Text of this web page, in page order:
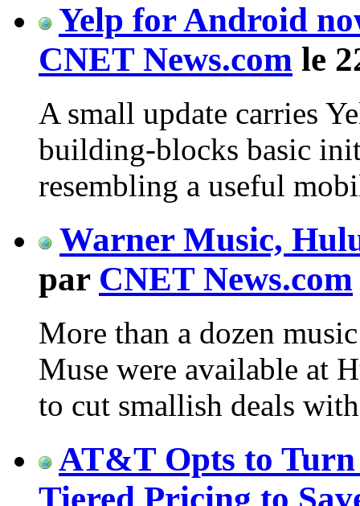
Yelp for Android
CNET News.com le
A small update carries
building-blocks basic
resembling a useful
Warner Music,
par CNET News.com
More than a dozen
Muse were available at
to cut smallish deals
AT&T Opts to
Tiered Pricing to